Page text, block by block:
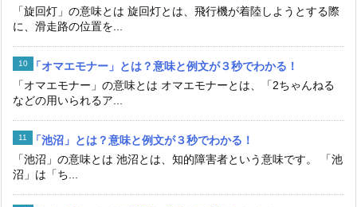
「旋回灯」の意味とは 旋回灯とは、飛行機が着陸しようとする際
に、滑走路の位置を...
「オマエモナー」とは？意味と例文が３秒でわかる！
「オマエモナー」の意味とは オマエモナーとは、「2ちゃんねる
などの用いられるア...
「池沼」とは？意味と例文が３秒でわかる！
「池沼」の意味とは 池沼とは、知的障害者という意味です。 「池
沼」は「ち...